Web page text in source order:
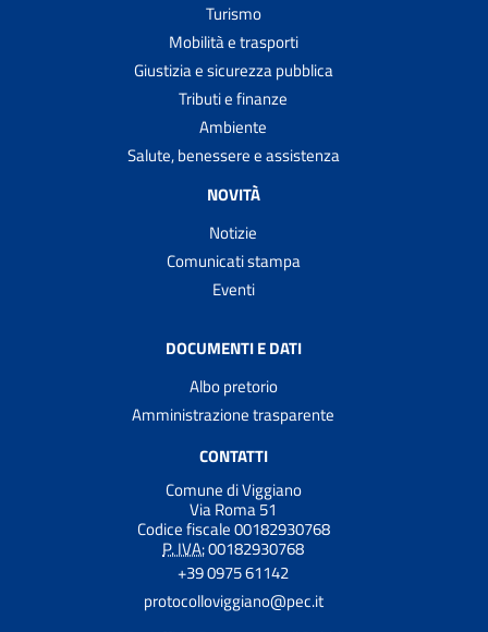
Turismo
Mobilità e trasporti
Giustizia e sicurezza pubblica
Tributi e finanze
Ambiente
Salute, benessere e assistenza
NOVITÀ
Notizie
Comunicati stampa
Eventi
DOCUMENTI E DATI
Albo pretorio
Amministrazione trasparente
CONTATTI
Comune di Viggiano
Via Roma 51
Codice fiscale 00182930768
P. IVA:00182930768
+39 0975 61142
protocolloviggiano@pec.it